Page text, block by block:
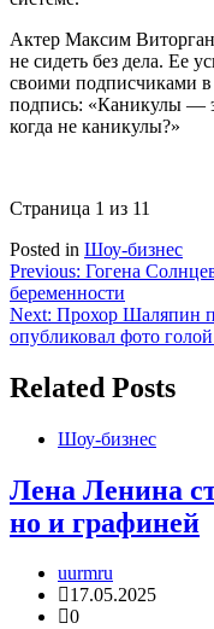
Актер Максим
не сидеть без дела. Ее
своими подписчиками в
подпись: «Каникулы —
когда не каникулы?»
Страница 1 из 11
Posted in Шоу-бизнес
Навигация
по
записям
Previous: Гогена
беременности
Next: Прохор Шаляпин
опубликовал фото
Related Posts
Шоу-бизнес
Лена Ленина
но и графиней
uurmru
17.05.2025
0